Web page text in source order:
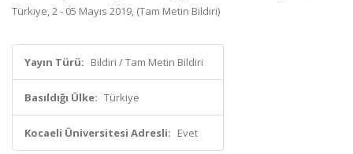
Türkiye, 2 - 05 Mayıs 2019, (Tam Metin Bildiri)
Yayın Türü: Bildiri / Tam Metin Bildiri
Basıldığı Ülke: Türkiye
Kocaeli Üniversitesi Adresli: Evet